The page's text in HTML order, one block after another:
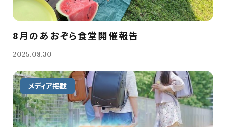
8月のあおぞら食堂開催報告
2025.08.30
メディア掲載